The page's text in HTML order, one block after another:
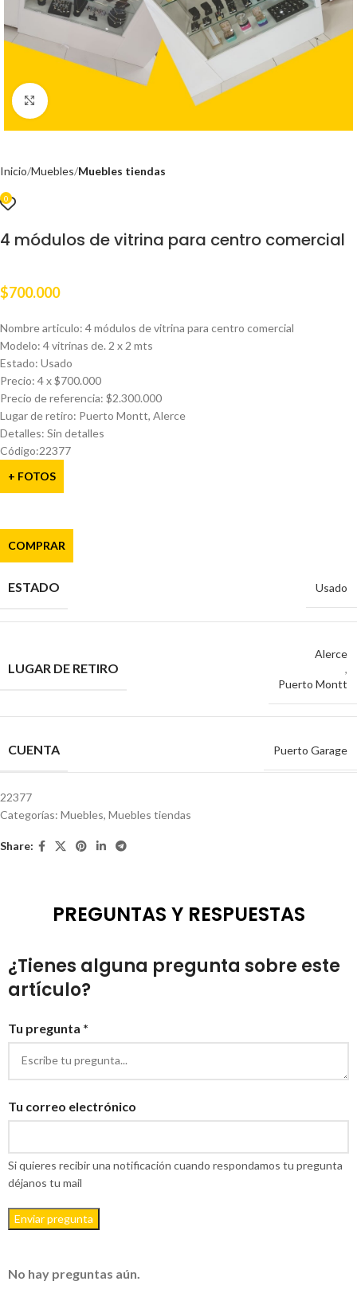
Clic para ampliar
Inicio Muebles Muebles tiendas
0
4 módulos de vitrina para centro comercial
$700.000
Nombre articulo: 4 módulos de vitrina para centro comercial
Modelo: 4 vitrinas de. 2 x 2 mts
Estado: Usado
Precio: 4 x $700.000
Precio de referencia: $2.300.000
Lugar de retiro: Puerto Montt, Alerce
Detalles: Sin detalles
Código:22377
+ FOTOS
COMPRAR
ESTADO Usado
LUGAR DE RETIRO
Alerce
,
Puerto Montt
CUENTA Puerto Garage
22377
Categorías: Muebles, Muebles tiendas
Share:
PREGUNTAS Y RESPUESTAS
¿Tienes alguna pregunta sobre este
artículo?
Tu pregunta *
Tu correo electrónico
Si quieres recibir una notificación cuando respondamos tu pregunta
déjanos tu mail
Enviar pregunta
No hay preguntas aún.